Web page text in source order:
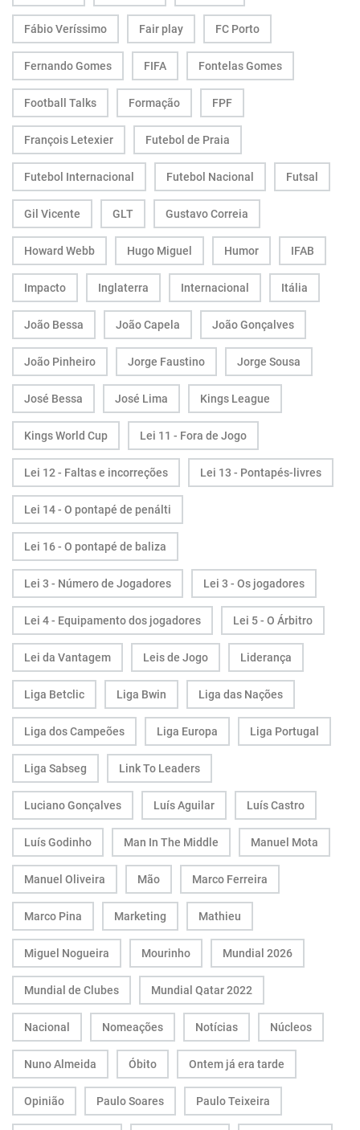
Fábio Veríssimo Fair play FC Porto
Fernando Gomes FIFA Fontelas Gomes
Football Talks Formação FPF
François Letexier Futebol de Praia
Futebol Internacional Futebol Nacional Futsal
Gil Vicente GLT Gustavo Correia
Howard Webb Hugo Miguel Humor IFAB
Impacto Inglaterra Internacional Itália
João Bessa João Capela João Gonçalves
João Pinheiro Jorge Faustino Jorge Sousa
José Bessa José Lima Kings League
Kings World Cup Lei 11 - Fora de Jogo
Lei 12 - Faltas e incorreções Lei 13 - Pontapés-livres
Lei 14 - O pontapé de penálti
Lei 16 - O pontapé de baliza
Lei 3 - Número de Jogadores Lei 3 - Os jogadores
Lei 4 - Equipamento dos jogadores Lei 5 - O Árbitro
Lei da Vantagem Leis de Jogo Liderança
Liga Betclic Liga Bwin Liga das Nações
Liga dos Campeões Liga Europa Liga Portugal
Liga Sabseg Link To Leaders
Luciano Gonçalves Luís Aguilar Luís Castro
Luís Godinho Man In The Middle Manuel Mota
Manuel Oliveira Mão Marco Ferreira
Marco Pina Marketing Mathieu
Miguel Nogueira Mourinho Mundial 2026
Mundial de Clubes Mundial Qatar 2022
Nacional Nomeações Notícias Núcleos
Nuno Almeida Óbito Ontem já era tarde
Opinião Paulo Soares Paulo Teixeira